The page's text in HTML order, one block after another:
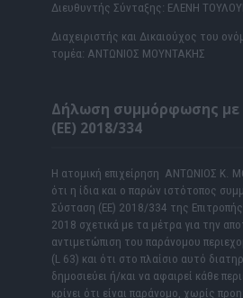
Διευθυντής Σύνταξης: ΕΛΕΝΗ
Διαχειριστής και Δικαιούχος του
τομέα: ΑΝΤΩΝΙΟΣ ΜΟΥΝΤΑΚΗΣ
Δήλωση συμμόρφωσης με
(ΕΕ) 2018/334
Η ατομική επιχείρηση ΑΝΤΩΝΙΟΣ Κ.
ότι η ίδια και ο παρών ιστότοπος
Σύσταση (ΕΕ) 2018/334 της
2018 σχετικά με τα μέτρα για την
αντιμετώπιση του παράνομου
(L 63) και ότι στο πλαίσιο αυτό
δημοσιεύει ή/και να αφαιρεί κάθε
κρίνει ότι είναι παράνομο, χωρίς